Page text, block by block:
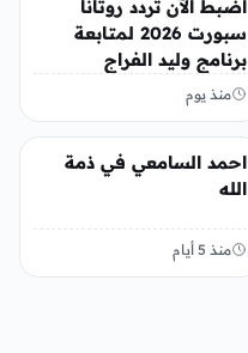
اضبط الآن تردد روتانا
سبورت 2026 لمتابعة
برنامج وليد الفراج
منذ يوم
منوعات
احمد السامعي في ذمة
الله
منذ 5 أيام